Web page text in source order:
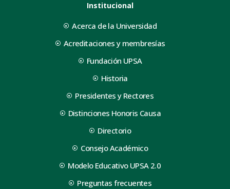
Institucional
Acerca de la Universidad
Acreditaciones y membresías
Fundación UPSA
Historia
Presidentes y Rectores
Distinciones Honoris Causa
Directorio
Consejo Académico
Modelo Educativo UPSA 2.0
Preguntas frecuentes